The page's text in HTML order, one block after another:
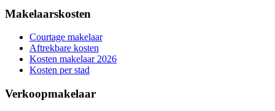
Makelaarskosten
Courtage makelaar
Aftrekbare kosten
Kosten makelaar 2026
Kosten per stad
Verkoopmakelaar